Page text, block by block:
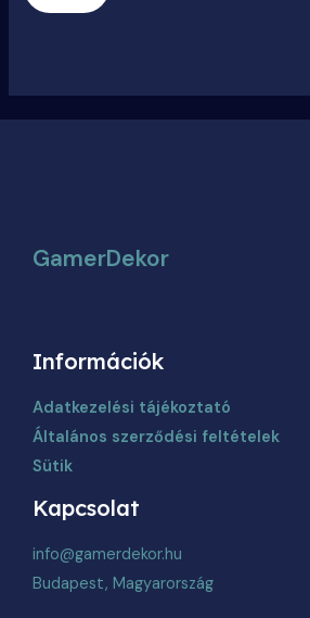
GamerDekor
Információk
Adatkezelési tájékoztató
Általános szerződési feltételek
Sütik
Kapcsolat
info@gamerdekor.hu
Budapest, Magyarország